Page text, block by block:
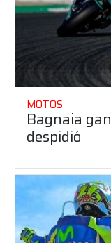
MOTOS
Bagnaia
despidió